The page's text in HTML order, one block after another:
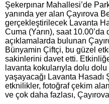
Şekerpınar Mahallesi’de
yanında yer alan Çayırova
gerçekleştirilecek Lavanta
Cuma (Yarın), saat
açıklamalarda bulunan
Bünyamin Çiftçi, bu güzel
sakinlerini davet etti. Etkinliğe
lavanta kokularıyla dolu
yaşayacağı Lavanta Hasadı
etknilikler, fotoğraf çekim
ve çok daha fazlası,